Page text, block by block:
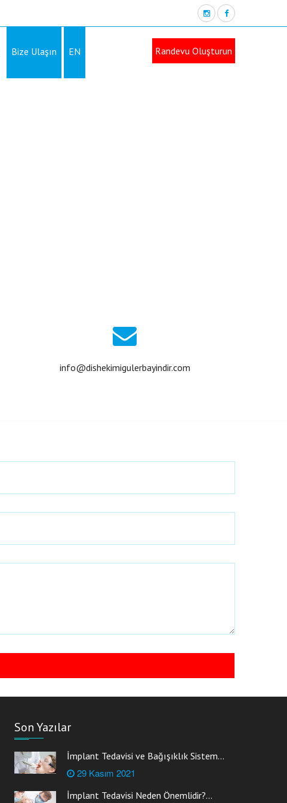
Bize Ulaşın EN Randevu Oluşturun
info@dishekimigulerbayindir.com
Son Yazılar
İmplant Tedavisi ve Bağışıklık Sistem...
29 Kasım 2021
İmplant Tedavisi Neden Önemlidir?...